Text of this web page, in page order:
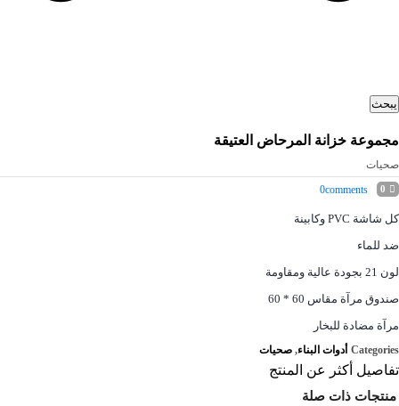
يبحث
مجموعة خزانة المرحاض العتيقة
صحیات
0
0comments
كل شاشة PVC وكابينة
ضد للماء
لون 21 بجودة عالية ومقاومة
صندوق مرآة مقاس 60 * 60
مرآة مضادة للبخار
Categories أدوات البناء, صحیات
تفاصيل أكثر عن المنتج
منتجات ذات صلة